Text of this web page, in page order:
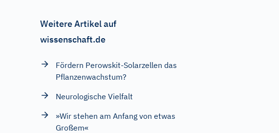
Weitere Artikel auf
wissenschaft.de
Fördern Perowskit-Solarzellen das
Pflanzenwachstum?
Neurologische Vielfalt
»Wir stehen am Anfang von etwas
Großem«